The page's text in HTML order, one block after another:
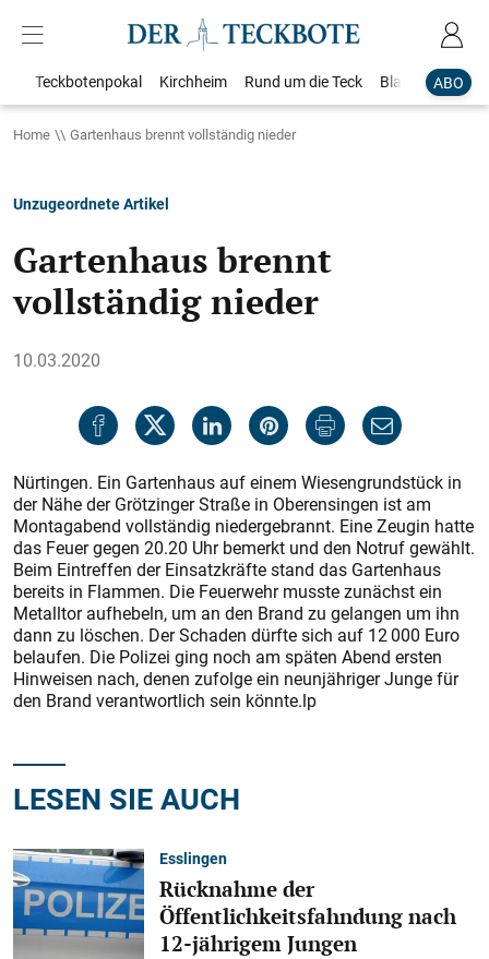
ABO
Teckbotenpokal Kirchheim Rund um die Teck Blaulicht
Home Gartenhaus brennt vollständig nieder
Unzugeordnete Artikel
Gartenhaus brennt
vollständig nieder
10.03.2020
Nürtingen. Ein Gartenhaus auf einem Wiesengrundstück in
der Nähe der Grötzinger Straße in Oberensingen ist am
Montagabend vollständig niedergebrannt. Eine Zeugin hatte
das Feuer gegen 20.20 Uhr bemerkt und den Notruf gewählt.
Beim Eintreffen der Einsatzkräfte stand das Gartenhaus
bereits in Flammen. Die Feuerwehr musste zunächst ein
Metalltor aufhebeln, um an den Brand zu gelangen um ihn
dann zu löschen. Der Schaden dürfte sich auf 12 000 Euro
belaufen. Die Polizei ging noch am späten Abend ersten
Hinweisen nach, denen zufolge ein neunjähriger Junge für
den Brand verantwortlich sein könnte.lp
LESEN SIE AUCH
Esslingen
Rücknahme der
Öffentlichkeitsfahndung nach
12-jährigem Jungen